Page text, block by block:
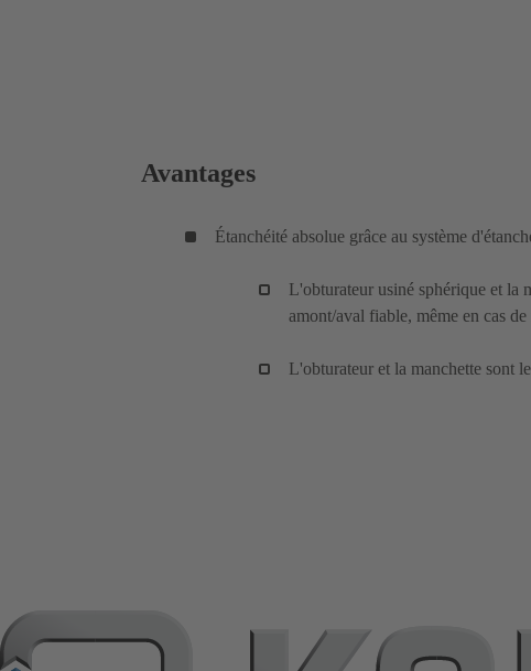
Avantages
Étanchéité absolue grâce au système
L'obturateur usiné sphérique et la
amont/aval fiable, même en cas
L'obturateur et la manchette sont